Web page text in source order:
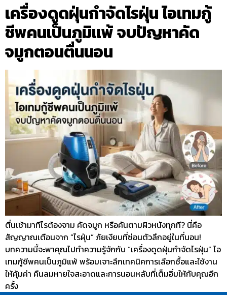
เครื่องดูดฝุ่นกำจัดไรฝุ่น ไอเทมกู้
ชีพคนเป็นภูมิแพ้ จบปัญหาคัด
จมูกตอนตื่นนอน
ตื่นเช้ามาทีไรต้องจาม คัดจมูก หรือคันตามผิวหนังทุกที? นี่คือ
สัญญาณเตือนจาก “ไรฝุ่น” ภัยเงียบที่ซ่อนตัวลึกอยู่ในที่นอน!
บทความนี้จะพาคุณไปทำความรู้จักกับ “เครื่องดูดฝุ่นกำจัดไรฝุ่น” ไอ
เทมกู้ชีพคนเป็นภูมิแพ้ พร้อมเจาะลึกเทคนิคการเลือกซื้อและใช้งาน
ให้คุ้มค่า คืนลมหายใจสะอาดและการนอนหลับที่เต็มอิ่มให้กับคุณอีก
ครั้ง